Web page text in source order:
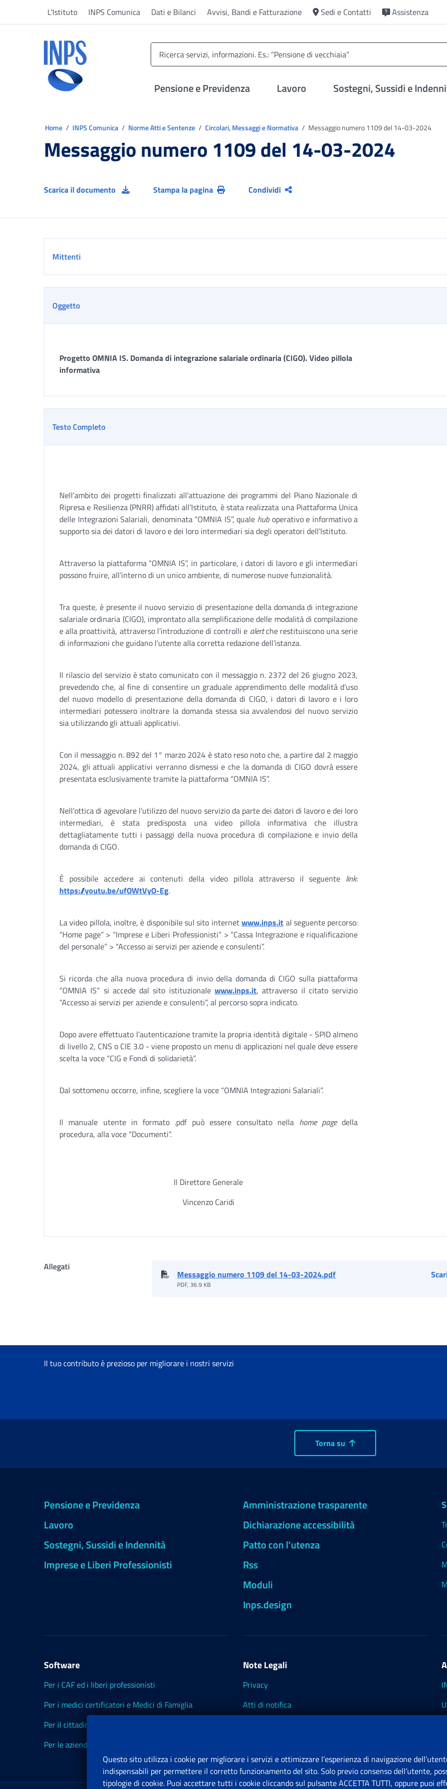
L'Istituto INPS Comunica Dati e Bilanci Avvisi, Bandi e Fatturazione Sedi e Contatti
Assistenza
Pensione e Previdenza Lavoro Sostegni, Sussidi e
Home INPS Comunica Norme Atti e Sentenze Circolari, Messaggi e Normativa Messaggio numero 1109 del 14-03-2024
Messaggio numero 1109 del 14-03-2024
Scarica il documento Stampa la pagina Condividi
Mittenti
Oggetto
Progetto OMNIA IS. Domanda di integrazione salariale ordinaria (CIGO). Video pillola
informativa
Testo Completo
Nell’ambito dei progetti finalizzati all’attuazione dei programmi del Piano Nazionale di
Ripresa e Resilienza (PNRR) affidati all’Istituto, è stata realizzata una Piattaforma Unica
delle Integrazioni Salariali, denominata “OMNIA IS”, quale huboperativo e informativo a
supporto sia dei datori di lavoro e dei loro intermediari sia degli operatori dell’Istituto.
Attraverso la piattaforma “OMNIA IS”, in particolare, i datori di lavoro e gli intermediari
possono fruire, all’interno di un unico ambiente, di numerose nuove funzionalità.
Tra queste, è presente il nuovo servizio di presentazione della domanda di integrazione
salariale ordinaria (CIGO), improntato alla semplificazione delle modalità di compilazione
e alla proattività, attraverso l’introduzione di controlli e alertche restituiscono una serie
di informazioni che guidano l’utente alla corretta redazione dell’istanza.
Il rilascio del servizio è stato comunicato con il messaggio n. 2372 del 26 giugno 2023,
prevedendo che, al fine di consentire un graduale apprendimento delle modalità d’uso
del nuovo modello di presentazione della domanda di CIGO, i datori di lavoro e i loro
intermediari potessero inoltrare la domanda stessa sia avvalendosi del nuovo servizio
sia utilizzando gli attuali applicativi.
Con il messaggio n. 892 del 1° marzo 2024 è stato reso noto che, a partire dal 2 maggio
2024, gli attuali applicativi verranno dismessi e che la domanda di CIGO dovrà essere
presentata esclusivamente tramite la piattaforma “OMNIA IS”.
Nell’ottica di agevolare l’utilizzo del nuovo servizio da parte dei datori di lavoro e dei loro
intermediari, è stata predisposta una video pillola informativa che illustra
dettagliatamente tutti i passaggi della nuova procedura di compilazione e invio della
domanda di CIGO.
È possibile accedere ai contenuti della video pillola attraverso il seguente link:
https://youtu.be/ufOWtVyO-Eg.
La video pillola, inoltre, è disponibile sul sito internetwww.inps.it al seguente percorso:
“Home page” > “Imprese e Liberi Professionisti” > “Cassa Integrazione e riqualificazione
del personale” > “Accesso ai servizi per aziende e consulenti”.
Si ricorda che alla nuova procedura di invio della domanda di CIGO sulla piattaforma
“OMNIA IS” si accede dal sito istituzionalewww.inps.it, attraverso il citato servizio
“Accesso ai servizi per aziende e consulenti”, al percorso sopra indicato.
Dopo avere effettuato l’autenticazione tramite la propria identità digitale - SPID almeno
di livello 2, CNS o CIE 3.0 - viene proposto un menu di applicazioni nel quale deve essere
scelta la voce “CIG e Fondi di solidarietà”.
Dal sottomenu occorre, infine, scegliere la voce “OMNIA Integrazioni Salariali”.
Il manuale utente in formato .pdf può essere consultato nella home pagedella
procedura, alla voce “Documenti”.
Il Direttore Generale
Vincenzo Caridi
Allegati
Messaggio numero 1109 del 14-03-2024.pdf
PDF, 36.9 KB
Il tuo contributo è prezioso per migliorare i nostri servizi
Torna su
Pensione e Previdenza
Lavoro
Sostegni, Sussidi e Indennità
Imprese e Liberi Professionisti
Amministrazione trasparente
Dichiarazione accessibilità
Patto con l'utenza
Rss
Moduli
Inps.design
Software
Per i CAF ed i liberi professionisti
Per i medici certificatori e Medici di Famiglia
Per il cittadino
Per le aziende ed i Consulenti
Note Legali
Privacy
Atti di notifica
Questo sito utilizza i cookie per migliorare i servizi e ottimizzare l’esperienza di navigazione
indispensabili per permettere il corretto funzionamento del sito. Solo previo consenso dell’utente,
tipologie di cookie. Puoi accettare tutti i cookie cliccando sul pulsante ACCETTA TUTTI, oppure puoi